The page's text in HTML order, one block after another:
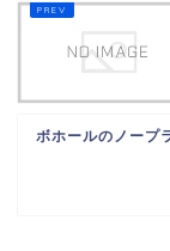
ボホールのノープ